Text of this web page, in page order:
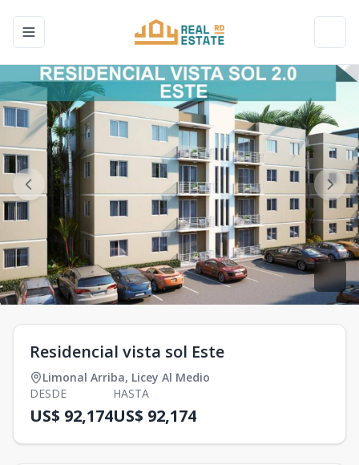
Toggle navigation menu
Residencial vista sol Este
Limonal Arriba, Licey Al Medio
DESDE
US$ 92,174
HASTA
US$ 92,174